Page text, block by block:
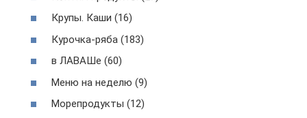
Крупы. Каши (16)
Курочка-ряба (183)
в ЛАВАШе (60)
Меню на неделю (9)
Морепродукты (12)